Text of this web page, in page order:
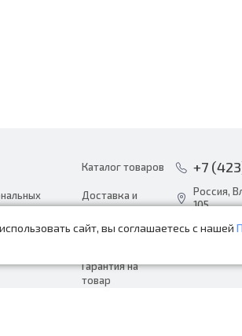
сайт, вы соглашаетесь с нашей
Каталог товаров
Доставка и
оплата
Акции
Гарантия на
товар
+7
Россия,
105